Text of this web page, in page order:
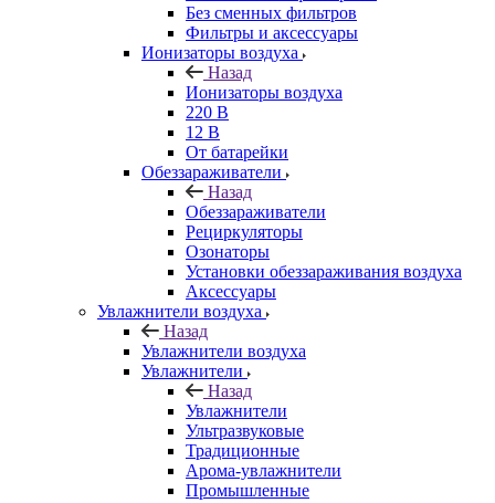
Без сменных фильтров
Фильтры и аксессуары
Ионизаторы воздуха
Назад
Ионизаторы воздуха
220 В
12 В
От батарейки
Обеззараживатели
Назад
Обеззараживатели
Рециркуляторы
Озонаторы
Установки обеззараживания воздуха
Аксессуары
Увлажнители воздуха
Назад
Увлажнители воздуха
Увлажнители
Назад
Увлажнители
Ультразвуковые
Традиционные
Арома-увлажнители
Промышленные